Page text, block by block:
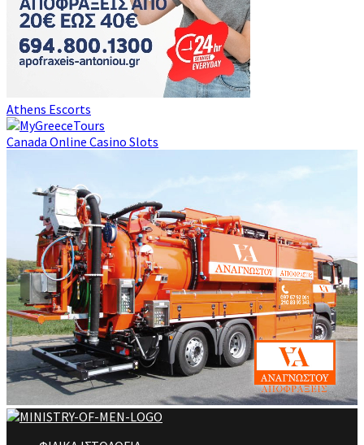
Athens Escorts
Canada Online Casino Slots